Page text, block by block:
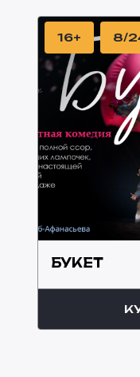
16+ 8/
БУКЕТ